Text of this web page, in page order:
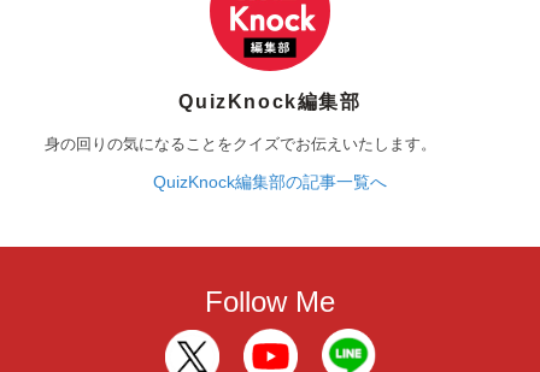
QuizKnock編集部
身の回りの気になることをクイズでお伝えいたします。
QuizKnock編集部の記事一覧へ
Follow Me